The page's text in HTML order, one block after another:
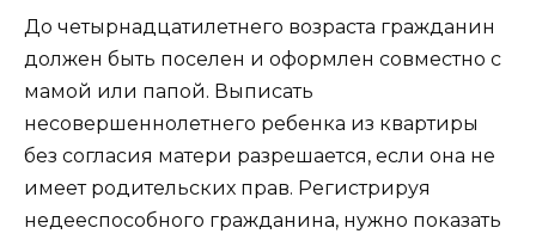
До четырнадцатилетнего возраста гражданин
должен быть поселен и оформлен совместно с
мамой или папой. Выписать
несовершеннолетнего ребенка из квартиры
без согласия матери разрешается, если она не
имеет родительских прав. Регистрируя
недееспособного гражданина, нужно показать